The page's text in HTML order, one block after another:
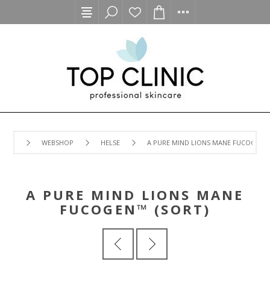
WEBSHOP HELSE A PURE MIND LIONS MANE
A PURE MIND LIONS MANE
FUCOGEN™ (SORT)